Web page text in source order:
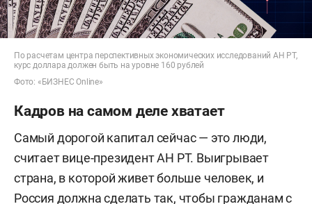
По расчетам центра перспективных экономических исследований АН РТ,
курс доллара должен быть на уровне 160 рублей
Фото: «БИЗНЕС Online»
Кадров на самом деле хватает
Самый дорогой капитал сейчас — это люди,
считает вице-президент АН РТ. Выигрывает
страна, в которой живет больше человек, и
Россия должна сделать так, чтобы гражданам с